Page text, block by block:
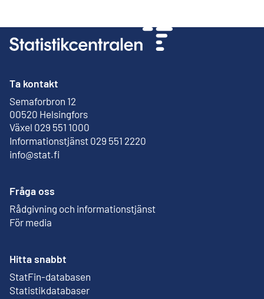
Ta kontakt
Semaforbron 12
00520 Helsingfors
Extern länk
Växel 029 551 1000
Informationstjänst 029 551 2220
info@stat.fi
Fråga oss
Rådgivning och informationstjänst
För media
Hitta snabbt
StatFin-databasen
Extern länk
Statistikdatabaser